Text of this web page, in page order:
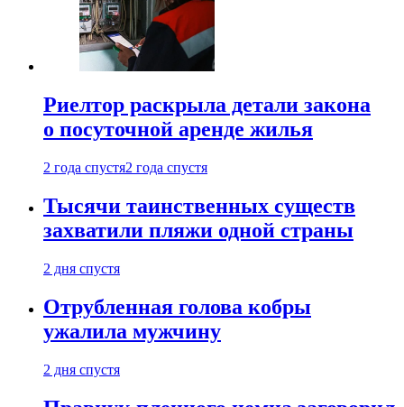
Риелтор раскрыла детали закона
о посуточной аренде жилья
2 года спустя2 года спустя
Тысячи таинственных существ
захватили пляжи одной страны
2 дня спустя
Отрубленная голова кобры
ужалила мужчину
2 дня спустя